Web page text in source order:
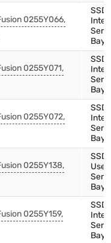
0255Y066,
Bay)
0255Y071,
Bay)
0255Y072,
Bay)
0255Y138,
Bay)
0255Y159,
Bay)